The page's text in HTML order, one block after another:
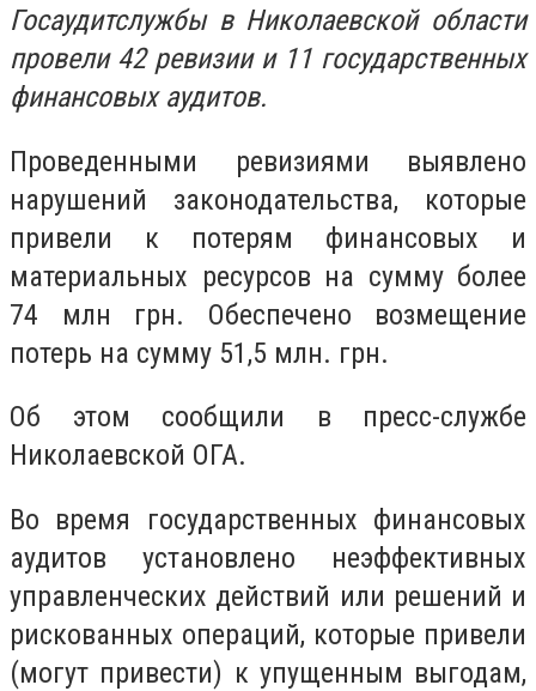
Госаудитслужбы в Николаевской области
провели 42 ревизии и 11 государственных
финансовых аудитов.
Проведенными ревизиями выявлено
нарушений законодательства, которые
привели к потерям финансовых и
материальных ресурсов на сумму более
74 млн грн. Обеспечено возмещение
потерь на сумму 51,5 млн. грн.
Об этом сообщили в пресс-службе
Николаевской ОГА.
Во время государственных финансовых
аудитов установлено неэффективных
управленческих действий или решений и
рискованных операций, которые привели
(могут привести) к упущенным выгодам,